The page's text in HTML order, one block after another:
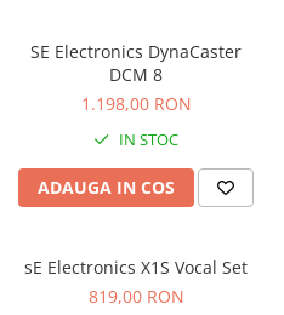
Interfete audio
Interfete MIDI si Cabluri Midi-USB
Microfoane de studio
Monitoare de studio
Pop filtre
Preamplificatoare
Rack studio
Recordere de studio
SE Electronics DynaCaster
DCM 8
1.198,00 RON
IN STOC
ADAUGA IN COS
sE Electronics X1S Vocal Set
819,00 RON